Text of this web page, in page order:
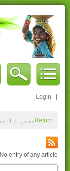
Login
معجزات Return
No entry of any article